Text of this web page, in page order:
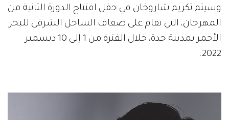
وسيتم تكريم شاروخان في حفل افتتاح الدورة الثانية من
المهرجان، التي تقام على ضفاف الساحل الشرقي للبحر
الأحمر بمدينة جدة، خلال الفترة من 1 إلى 10 ديسمبر
2022.